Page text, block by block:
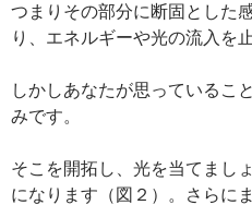
つまりその部分に断固とした
り、エネルギーや光の流入を
しかしあなたが思っているこ
みです。
そこを開拓し、光を当てまし
になります（図２）。さらに